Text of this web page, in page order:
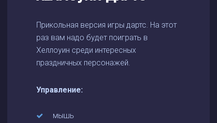
Прикольная версия игры дартс. На этот
раз вам надо будет поиграть в
Хеллоуин среди интересных
праздничных персонажей.
Управление:
мышь